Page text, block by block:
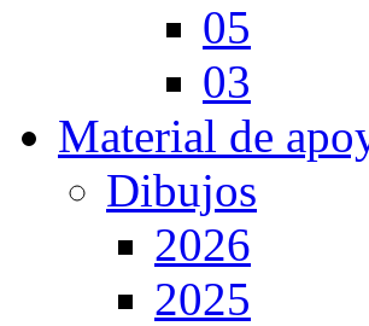
05
03
Material de
Dibujos
2026
2025